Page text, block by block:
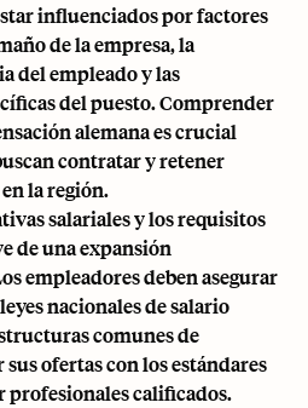
influenciados por factores
de la empresa, la
del empleado y las
del puesto. Comprender
alemana es crucial
contratar y retener
la región.
salariales y los requisitos
de una expansión
empleadores deben asegurar
nacionales de salario
comunes de
ofertas con los estándares
profesionales calificados.